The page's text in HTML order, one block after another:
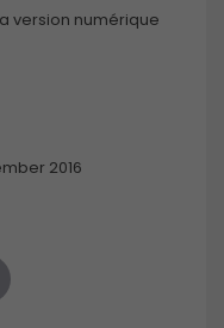
version numérique
2016